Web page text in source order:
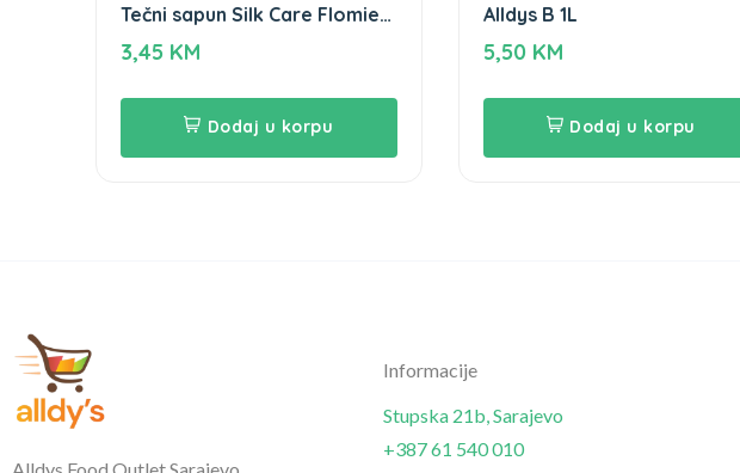
Tečni sapun Silk Care Flomie
900ml
3,45 KM
Dodaj u korpu
Alldys B 1L
5,50 KM
Dodaj u korpu
Informacije
Stupska 21b, Sarajevo
+387 61 540 010